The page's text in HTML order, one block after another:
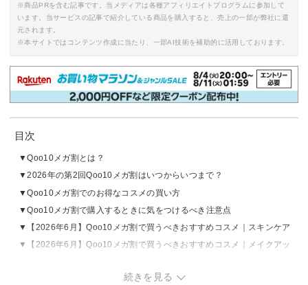
※商品PRを含む記事です。当メディアは各種アフィリエイトプログラムに参加して
います。当サービスの記事で紹介している商品を購入すると、売上の一部が弊社に還
元されます。
※本サイトではコンテンツ作成に当たり、一部AI技術を補助的に活用しております。
目次
Qoo10メガ割とは？
2026年の第2回Qoo10メガ割はいつからいつまで？
Qoo10メガ割でのお得なコスメの買い方
Qoo10メガ割で購入するときに気をつけるべき注意点
【2026年6月】Qoo10メガ割で買うべきおすすめコスメ｜スキンケア
【2026年6月】Qoo10メガ割で買うべきおすすめコスメ｜メイクアッ
【2026年6月】Qoo10メガ割で買うべきおすすめコスメ｜ヘアケア・
続きを見る